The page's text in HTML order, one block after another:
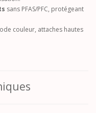
sans PFAS/PFC, protégeant
couleur, attaches hautes